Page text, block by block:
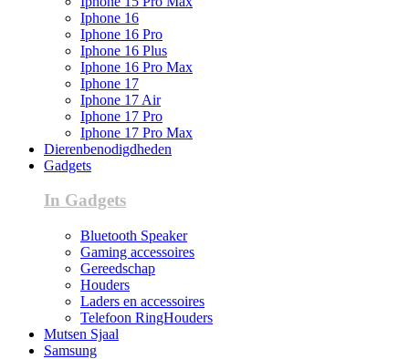
Iphone 16
Iphone 16 Pro
Iphone 16 Plus
Iphone 16 Pro Max
Iphone 17
Iphone 17 Air
Iphone 17 Pro
Iphone 17 Pro Max
Dierenbenodigdheden
Gadgets
In Gadgets
Bluetooth Speaker
Gaming accessoires
Gereedschap
Houders
Laders en accessoires
Telefoon RingHouders
Mutsen Sjaal
Samsung